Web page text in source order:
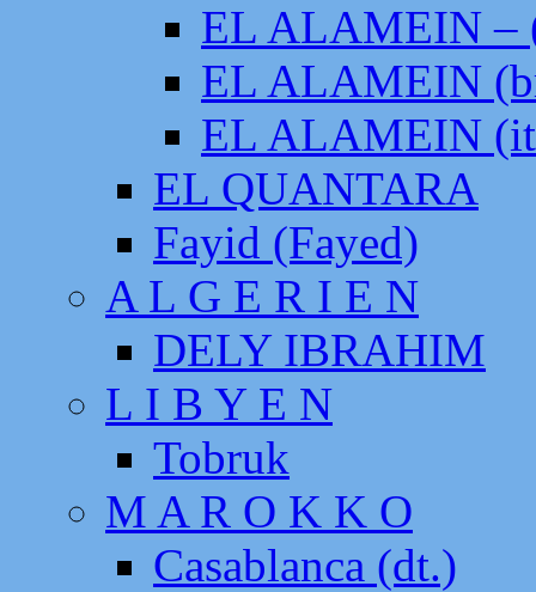
EL ALAMEIN –
EL ALAMEIN
EL ALAMEIN
EL QUANTARA
Fayid (Fayed)
A L G E R I E N
DELY IBRAHIM
L I B Y E N
Tobruk
M A R O K K O
Casablanca (dt.)